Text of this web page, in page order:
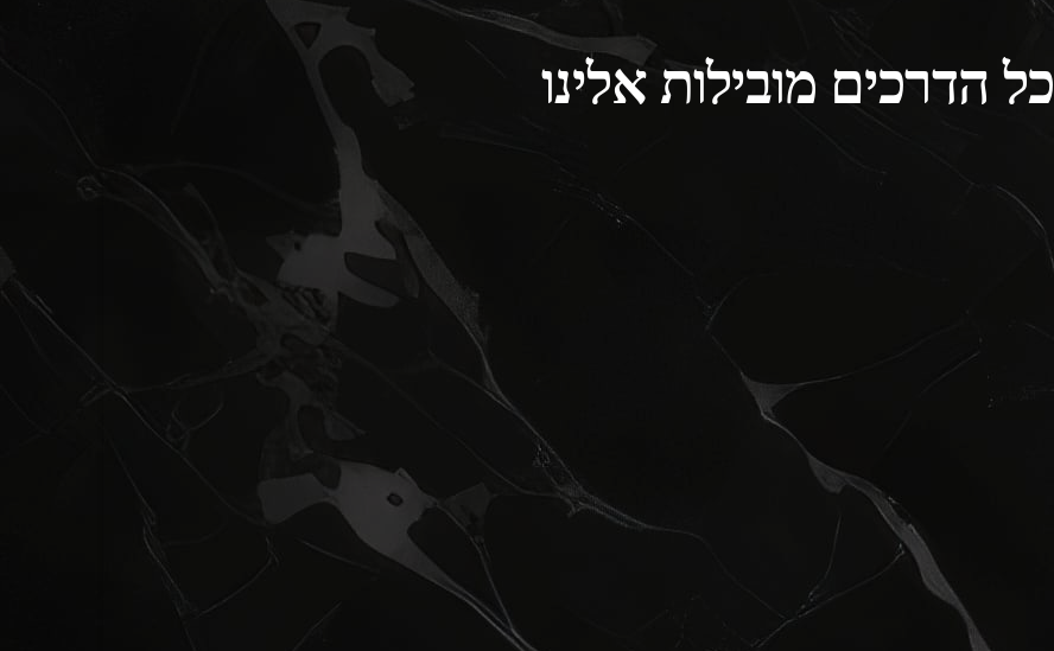
כל הדרכים מובילות אלינו